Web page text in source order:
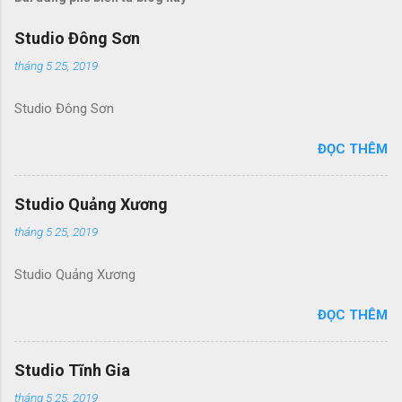
Studio Đông Sơn
tháng 5 25, 2019
Studio Đông Sơn
ĐỌC THÊM
Studio Quảng Xương
tháng 5 25, 2019
Studio Quảng Xương
ĐỌC THÊM
Studio Tĩnh Gia
tháng 5 25, 2019